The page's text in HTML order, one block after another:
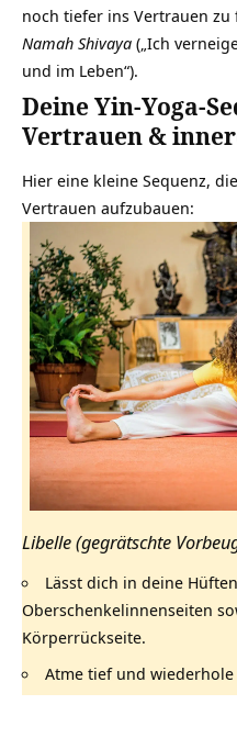
noch tiefer ins Vertrauen
Namah Shivaya („Ich
und im Leben“).
Deine Yin-Yoga-
Vertrauen &
Hier eine kleine Sequenz,
Vertrauen aufzubauen:
Libelle (gegrätschte
Lässt dich in deine
Oberschenkelinnenseiten
Körperrückseite.
Atme tief und